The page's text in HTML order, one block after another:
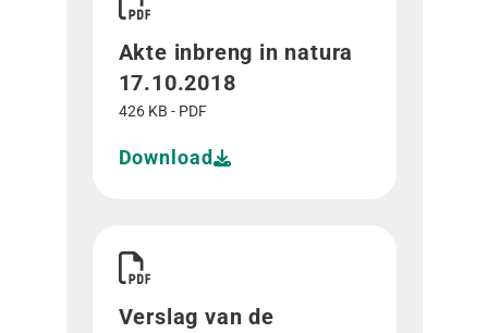
Akte inbreng in natura
17.10.2018
426 KB - PDF
Download
Verslag van de